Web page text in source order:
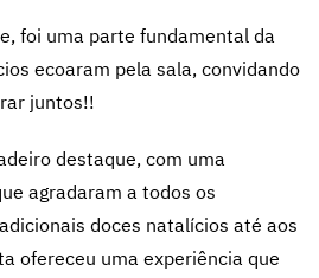
foi uma parte fundamental da
ecoaram pela sala, convidando
juntos!!
destaque, com uma
agradaram a todos os
doces natalícios até aos
ofereceu uma experiência que